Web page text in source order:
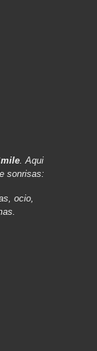
. Aqui
sonrisas:
ocio,